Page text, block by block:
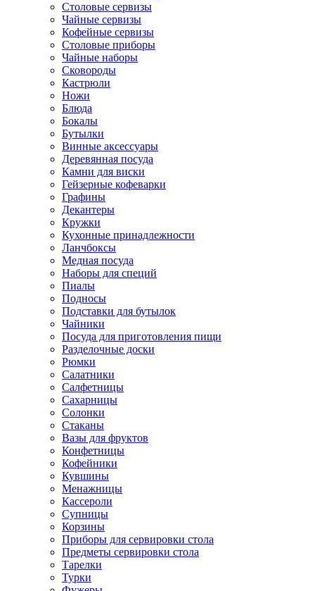
Столовые сервизы
Чайные сервизы
Кофейные сервизы
Столовые приборы
Чайные наборы
Сковороды
Кастрюли
Ножи
Блюда
Бокалы
Бутылки
Винные аксессуары
Деревянная посуда
Камни для виски
Гейзерные кофеварки
Графины
Декантеры
Кружки
Кухонные принадлежности
Ланчбоксы
Медная посуда
Наборы для специй
Пиалы
Подносы
Подставки для бутылок
Чайники
Посуда для приготовления пищи
Разделочные доски
Рюмки
Салатники
Салфетницы
Сахарницы
Солонки
Стаканы
Вазы для фруктов
Конфетницы
Кофейники
Кувшины
Менажницы
Кассероли
Супницы
Корзины
Приборы для сервировки стола
Предметы сервировки стола
Тарелки
Турки